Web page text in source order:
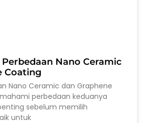
Nano Ceramic
Coating
Nano Ceramic dan Graphene
perbedaan keduanya
sebelum memilih
untuk